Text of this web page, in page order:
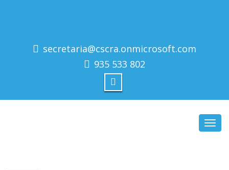
secretaria@cscra.onmicrosoft.com
935 533 802